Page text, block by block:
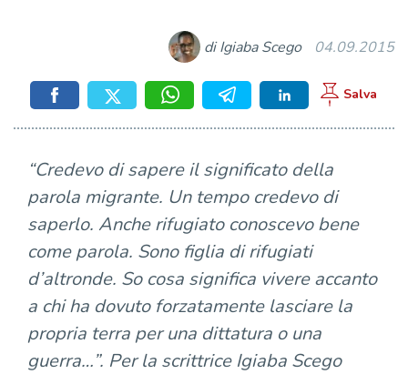
di Igiaba Scego 04.09.2015
“Credevo di sapere il significato della
parola migrante. Un tempo credevo di
saperlo. Anche rifugiato conoscevo bene
come parola. Sono figlia di rifugiati
d’altronde. So cosa significa vivere accanto
a chi ha dovuto forzatamente lasciare la
propria terra per una dittatura o una
guerra…”. Per la scrittrice Igiaba Scego